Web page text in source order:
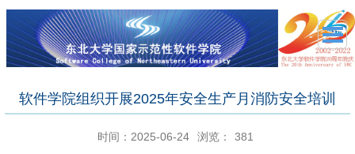
软件学院组织开展2025年安全生产月消防安全培训
时间：2025-06-24 浏览： 381